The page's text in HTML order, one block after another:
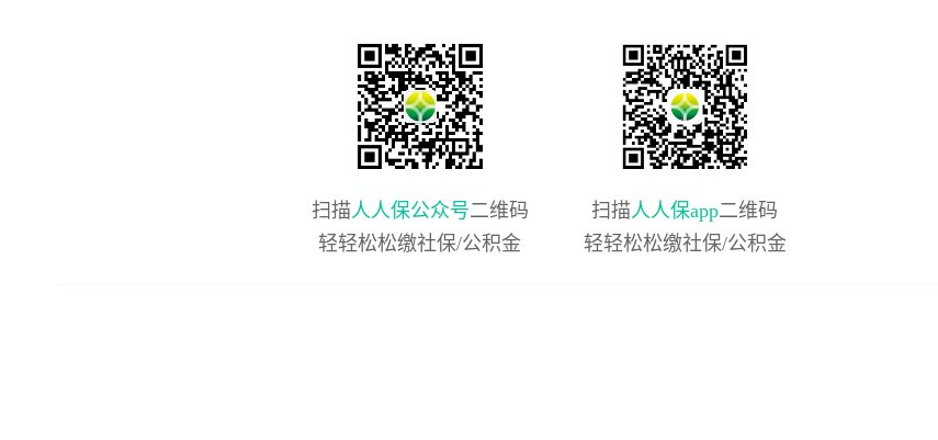
扫描人人保公众号二维码
轻轻松松缴社保/公积金
扫描人人保app二维码
轻轻松松缴社保/公积金